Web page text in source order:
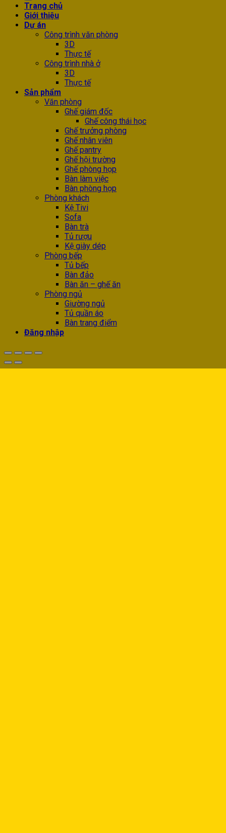
Trang chủ
Giới thiệu
Dự án
Công trình văn phòng
3D
Thực tế
Công trình nhà ở
3D
Thực tế
Sản phẩm
Văn phòng
Ghế giám đốc
Ghế công thái học
Ghế trưởng phòng
Ghế nhân viên
Ghế pantry
Ghế hội trường
Ghế phòng họp
Bàn làm việc
Bàn phòng họp
Phòng khách
Kệ Tivi
Sofa
Bàn trà
Tủ rượu
Kệ giày dép
Phòng bếp
Tủ bếp
Bàn đảo
Bàn ăn – ghế ăn
Phòng ngủ
Giường ngủ
Tủ quần áo
Bàn trang điểm
Đăng nhập